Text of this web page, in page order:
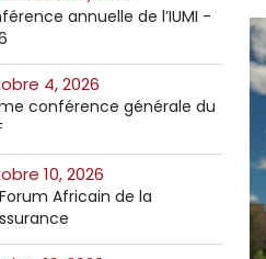
annuelle de l’IUMI -
4, 2026
conférence générale du
10, 2026
Africain de la